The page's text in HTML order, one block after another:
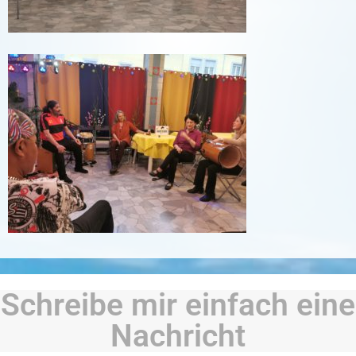
Schreibe mir einfach eine
Nachricht